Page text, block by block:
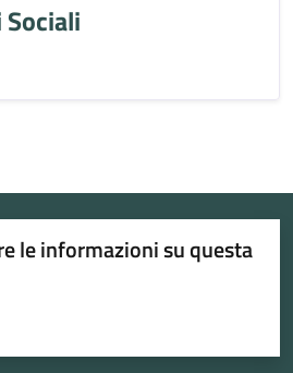
le informazioni su questa
stelle su 5
su 5
5